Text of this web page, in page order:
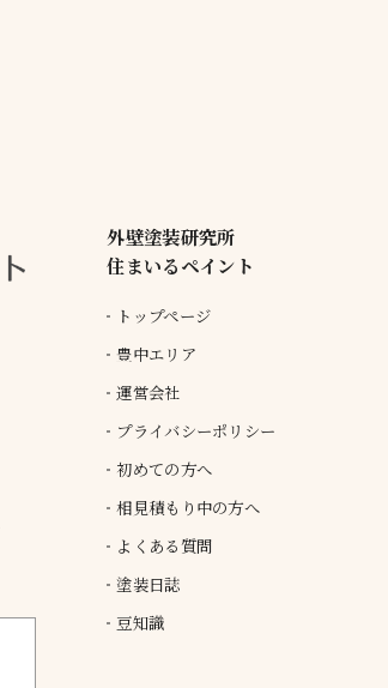
外壁塗装研究所
住まいるペイント
トップページ
豊中エリア
運営会社
プライバシーポリシー
初めての方へ
相見積もり中の方へ
よくある質問
塗装日誌
豆知識